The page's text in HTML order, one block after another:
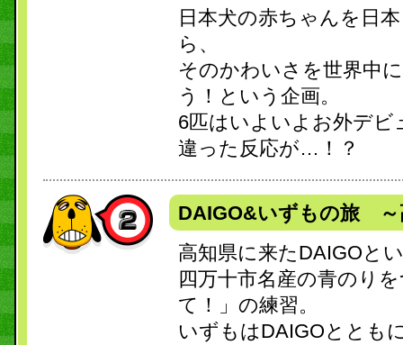
日本犬の赤ちゃんを日
ら、
そのかわいさを世界中
う！という企画。
6匹はいよいよお外デビ
違った反応が…！？
DAIGO&いずもの旅 ～
高知県に来たDAIGOと
四万十市名産の青のり
て！」の練習。
いずもはDAIGOととも